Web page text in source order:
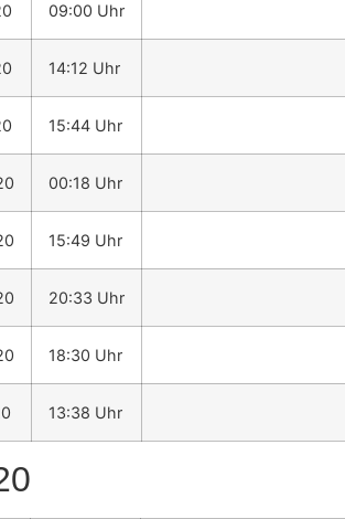
09:00 Uhr
14:12 Uhr
15:44 Uhr
00:18 Uhr
15:49 Uhr
20:33 Uhr
18:30 Uhr
13:38 Uhr